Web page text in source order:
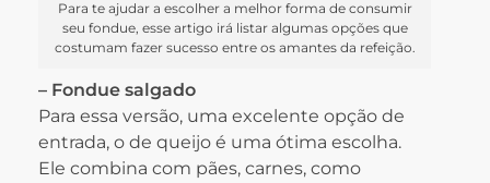
Para te ajudar a escolher a melhor forma de consumir
seu fondue, esse artigo irá listar algumas opções que
costumam fazer sucesso entre os amantes da refeição.
– Fondue salgado
Para essa versão, uma excelente opção de
entrada, o de queijo é uma ótima escolha.
Ele combina com pães, carnes, como